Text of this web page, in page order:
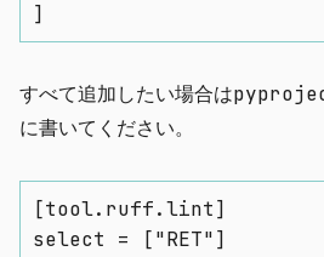
]
すべて追加したい場合は
に書いてください。
[tool.ruff.lint]
select = ["RET"]